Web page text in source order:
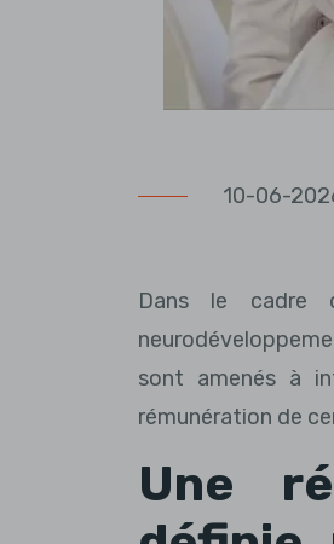
10-06-
Dans le cadre
sont amenés à
rémunération de
Une